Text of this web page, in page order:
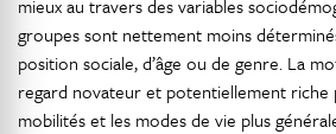
mieux au travers des variables
groupes sont nettement moins
position sociale, d’âge ou de genre. La
regard novateur et potentiellement
mobilités et les modes de vie plus